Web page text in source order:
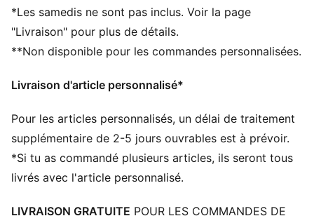
Avec capuche
Manches longues
Longueur : Régulière
Détails réfléchissants
enfants âgés de 8 à 16 ans
*Les samedis ne sont pas inclus. Voir la page
"Livraison" pour plus de détails.
**Non disponible pour les commandes personnalisées.
Livraison d'article personnalisé*
Pour les articles personnalisés, un délai de traitement
supplémentaire de 2-5 jours ouvrables est à prévoir.
*Si tu as commandé plusieurs articles, ils seront tous
livrés avec l'article personnalisé.
LIVRAISON GRATUITE POUR LES COMMANDES DE